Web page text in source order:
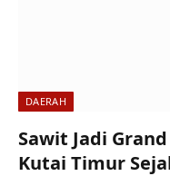
DAERAH
Sawit Jadi
Kutai Timur